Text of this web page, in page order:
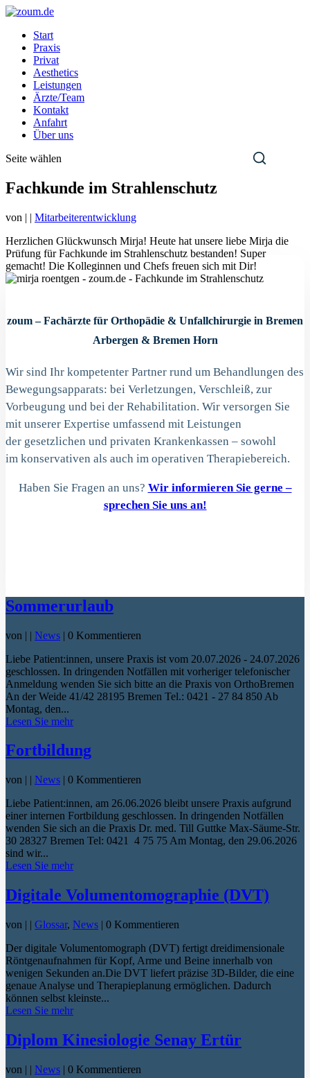
Start
Praxis
Privat
Aesthetics
Leistungen
Ärzte/Team
Kontakt
Anfahrt
Über uns
Seite wählen
Fachkunde im Strahlenschutz
von | | Mitarbeiterentwicklung
Herzlichen Glückwunsch Mirja! Heute hat unsere liebe Mirja die
Prüfung für Fachkunde im Strahlenschutz bestanden! Super
gemacht! Die Kolleginnen und Chefs freuen sich mit Dir!
zoum – Fachärzte für Orthopädie & Unfallchirurgie in Bremen
Arbergen & Bremen Horn
Wir sind Ihr kompetenter Partner rund um Behandlungen des
Bewegungsapparats: bei Verletzungen, Verschleiß, zur
Vorbeugung und bei der Rehabilitation. Wir versorgen Sie
mit unserer Expertise umfassend mit Leistungen
der gesetzlichen und privaten Krankenkassen – sowohl
im konservativen als auch im operativen Therapiebereich.
Haben Sie Fragen an uns? Wir informieren Sie gerne –
sprechen Sie uns an!
Sommerurlaub
von | | News | 0 Kommentieren
Liebe Patient:innen, unsere Praxis ist vom 20.07.2026 - 24.07.2026
geschlossen. In dringenden Notfällen mit vorheriger telefonischer
Anmeldung wenden Sie sich bitte an die Praxis von OrthoBremen
An der Weide 41/42 28195 Bremen Tel.: 0421 - 27 84 850 Ab
Montag, den...
Lesen Sie mehr
Fortbildung
von | | News | 0 Kommentieren
Liebe Patient:innen, am 26.06.2026 bleibt unsere Praxis aufgrund
einer internen Fortbildung geschlossen. In dringenden Notfällen
wenden Sie sich an die Praxis Dr. med. Till Guttke Max-Säume-Str.
30 28327 Bremen Tel: 0421 4 75 75 Am Montag, den 29.06.2026
sind wir...
Lesen Sie mehr
Digitale Volumentomographie (DVT)
von | | Glossar, News | 0 Kommentieren
Der digitale Volumentomograph (DVT) fertigt dreidimensionale
Röntgenaufnahmen für Kopf, Arme und Beine innerhalb von
wenigen Sekunden an.Die DVT liefert präzise 3D-Bilder, die eine
genaue Analyse und Therapieplanung ermöglichen. Dadurch
können selbst kleinste...
Lesen Sie mehr
Diplom Kinesiologie Senay Ertür
von | | News | 0 Kommentieren